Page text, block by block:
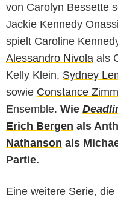
von Carolyn Bessette
Jackie Kennedy
spielt Caroline
Alessandro Nivola als
Kelly Klein, Sydney
sowie Constance
Ensemble. Wie
Erich Bergen als
Nathanson als
Partie.
Eine weitere Serie,